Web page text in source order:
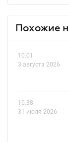
Похожие
10.01
3 августа 2026
10.38
31 июля 2026